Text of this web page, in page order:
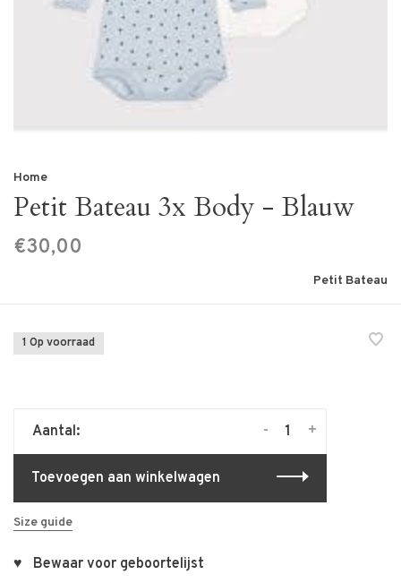
Home
Petit Bateau 3x Body - Blauw
€30,00
Petit Bateau
1 Op voorraad
Aantal: +
-
Toevoegen aan winkelwagen
Size guide
♥ Bewaar voor geboortelijst